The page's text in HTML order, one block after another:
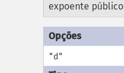
expoente público
"d"